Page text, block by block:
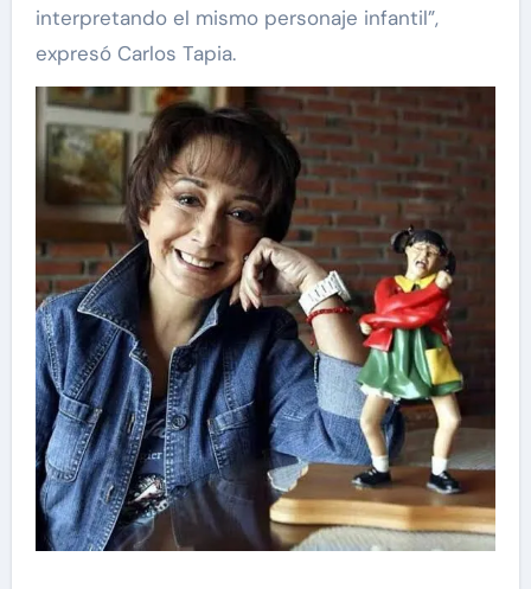
interpretando el mismo personaje infantil”,
expresó Carlos Tapia.